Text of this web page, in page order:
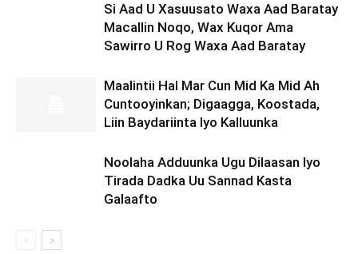
Si Aad U Xasuusato Waxa Aad Baratay
Macallin Noqo, Wax Kuqor Ama
Sawirro U Rog Waxa Aad Baratay
Maalintii Hal Mar Cun Mid Ka Mid Ah
Cuntooyinkan; Digaagga, Koostada,
Liin Baydariinta Iyo Kalluunka
Noolaha Adduunka Ugu Dilaasan Iyo
Tirada Dadka Uu Sannad Kasta
Galaafto